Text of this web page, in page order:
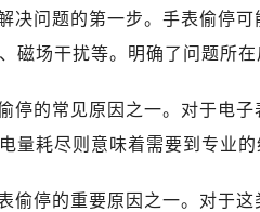
福东路1号民盈国贸中心T1写
区星港街199号苏州中心办公
路111号万象城华润大厦B座
决问题的第一步。手表偷停
磁场干扰等。明确了问题所
停的常见原因之一。对于电
量耗尽则意味着需要到专业
偷停的重要原因之一。对于